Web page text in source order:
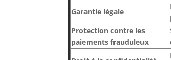
Garantie légale
Protection contre les
paiements frauduleux